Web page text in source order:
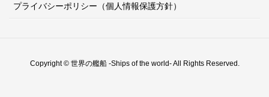
プライバシーポリシー（個人情報保護方針）
Copyright © 世界の艦船 -Ships of the world- All Rights Reserved.